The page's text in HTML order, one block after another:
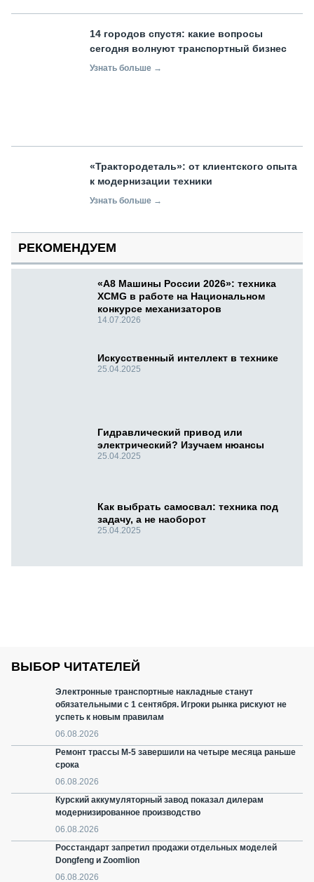
14 городов спустя: какие вопросы
сегодня волнуют транспортный бизнес
Узнать больше →
«Трактородеталь»: от клиентского опыта
к модернизации техники
Узнать больше →
РЕКОМЕНДУЕМ
«А8 Машины России 2026»: техника
XCMG в работе на Национальном
конкурсе механизаторов
14.07.2026
Искусственный интеллект в технике
25.04.2025
Гидравлический привод или
электрический? Изучаем нюансы
25.04.2025
Как выбрать самосвал: техника под
задачу, а не наоборот
25.04.2025
ВЫБОР ЧИТАТЕЛЕЙ
Электронные транспортные накладные станут
обязательными с 1 сентября. Игроки рынка рискуют не
успеть к новым правилам
06.08.2026
Ремонт трассы М-5 завершили на четыре месяца раньше
срока
06.08.2026
Курский аккумуляторный завод показал дилерам
модернизированное производство
06.08.2026
Росстандарт запретил продажи отдельных моделей
Dongfeng и Zoomlion
06.08.2026